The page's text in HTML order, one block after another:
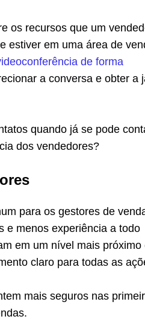
os recursos que um
estiver em uma área de
de forma
a conversa e obter a
quando já se pode
dos vendedores?
para os gestores de
e menos experiência a todo
em um nível mais próximo
claro para todas as
mais seguros nas